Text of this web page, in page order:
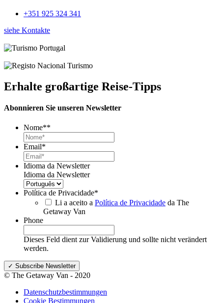
+351 925 324 341
siehe Kontakte
Erhalte großartige Reise-Tipps
Abonnieren Sie unseren Newsletter
Nome**
Email*
Idioma da Newsletter
Idioma da Newsletter
Política de Privacidade*
Li a aceito a Política de Privacidade da The
Getaway Van
Phone
Dieses Feld dient zur Validierung und sollte nicht verändert
werden.
© The Getaway Van - 2020
Datenschutzbestimmungen
Cookie Bestimmungen